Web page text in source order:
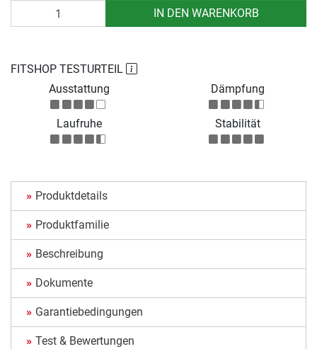
IN DEN WARENKORB
FITSHOP TESTURTEIL
Ausstattung
Dämpfung
Laufruhe Stabilität
Produktdetails
Produktfamilie
Beschreibung
Dokumente
Garantiebedingungen
Test & Bewertungen